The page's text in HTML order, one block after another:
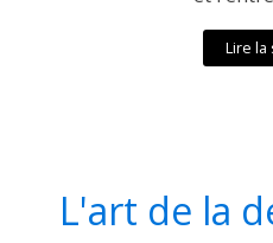
Lire la
L'art de la